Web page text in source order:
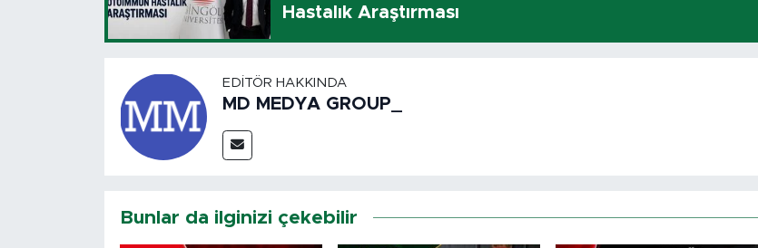
Hastalık Araştırması
EDITÖR HAKKINDA
MD MEDYA GROUP_
Bunlar da ilginizi çekebilir